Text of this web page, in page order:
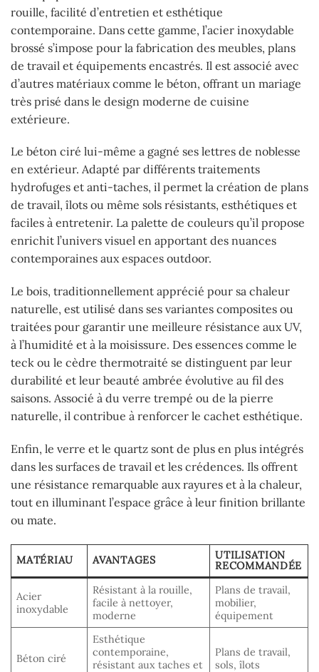
rouille, facilité d’entretien et esthétique
contemporaine. Dans cette gamme, l’acier inoxydable
brossé s’impose pour la fabrication des meubles, plans
de travail et équipements encastrés. Il est associé avec
d’autres matériaux comme le béton, offrant un mariage
très prisé dans le design moderne de cuisine
extérieure.
Le béton ciré lui-même a gagné ses lettres de noblesse
en extérieur. Adapté par différents traitements
hydrofuges et anti-taches, il permet la création de plans
de travail, îlots ou même sols résistants, esthétiques et
faciles à entretenir. La palette de couleurs qu’il propose
enrichit l’univers visuel en apportant des nuances
contemporaines aux espaces outdoor.
Le bois, traditionnellement apprécié pour sa chaleur
naturelle, est utilisé dans ses variantes composites ou
traitées pour garantir une meilleure résistance aux UV,
à l’humidité et à la moisissure. Des essences comme le
teck ou le cèdre thermotraité se distinguent par leur
durabilité et leur beauté ambrée évolutive au fil des
saisons. Associé à du verre trempé ou de la pierre
naturelle, il contribue à renforcer le cachet esthétique.
Enfin, le verre et le quartz sont de plus en plus intégrés
dans les surfaces de travail et les crédences. Ils offrent
une résistance remarquable aux rayures et à la chaleur,
tout en illuminant l’espace grâce à leur finition brillante
ou mate.
MATÉRIAU AVANTAGES
UTILISATION
RECOMMANDÉE
Acier
inoxydable
Résistant à la rouille,
facile à nettoyer,
moderne
Plans de travail,
mobilier,
équipement
Béton ciré
Esthétique
contemporaine,
résistant aux taches et
Plans de travail,
sols, îlots